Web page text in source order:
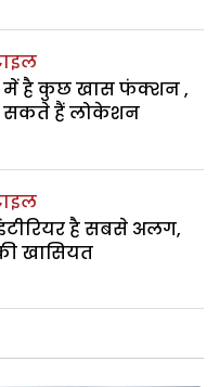
में है कुछ खास फंक्शन ,
सकते हैं लोकेशन
है सबसे अलग,
खासियत